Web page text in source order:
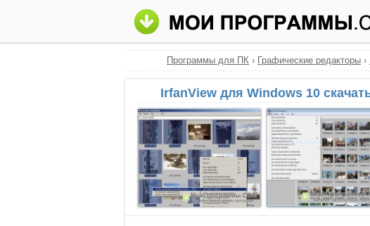
Программы для ПК › Графические редакторы ›
IrfanView для Windows 10